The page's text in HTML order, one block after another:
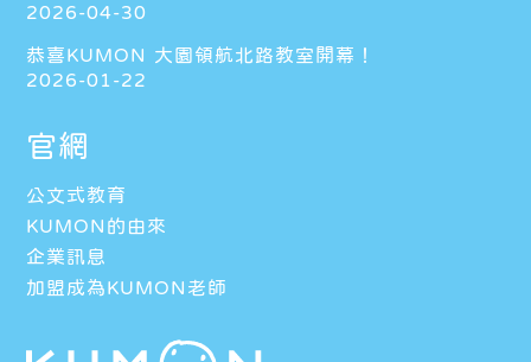
2026-04-30
恭喜KUMON 大園領航北路教室開幕！
2026-01-22
官網
公文式教育
KUMON的由來
企業訊息
加盟成為KUMON老師